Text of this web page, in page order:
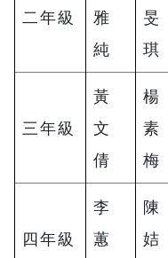
二年級
雅
純
旻
琪
三年級
黃
文
倩
楊
素
梅
四年級
李
蕙
陳
姞